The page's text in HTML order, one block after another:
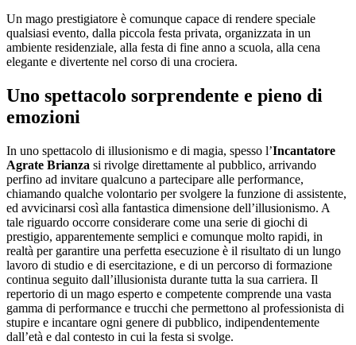
Un mago prestigiatore è comunque capace di rendere speciale
qualsiasi evento, dalla piccola festa privata, organizzata in un
ambiente residenziale, alla festa di fine anno a scuola, alla cena
elegante e divertente nel corso di una crociera.
Uno spettacolo sorprendente e pieno di
emozioni
In uno spettacolo di illusionismo e di magia, spesso l’Incantatore
Agrate Brianza si rivolge direttamente al pubblico, arrivando
perfino ad invitare qualcuno a partecipare alle performance,
chiamando qualche volontario per svolgere la funzione di assistente,
ed avvicinarsi così alla fantastica dimensione dell’illusionismo. A
tale riguardo occorre considerare come una serie di giochi di
prestigio, apparentemente semplici e comunque molto rapidi, in
realtà per garantire una perfetta esecuzione è il risultato di un lungo
lavoro di studio e di esercitazione, e di un percorso di formazione
continua seguito dall’illusionista durante tutta la sua carriera. Il
repertorio di un mago esperto e competente comprende una vasta
gamma di performance e trucchi che permettono al professionista di
stupire e incantare ogni genere di pubblico, indipendentemente
dall’età e dal contesto in cui la festa si svolge.